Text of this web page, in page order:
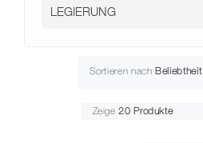
Sortieren nach Beliebtheit
Zeige20 Produkte